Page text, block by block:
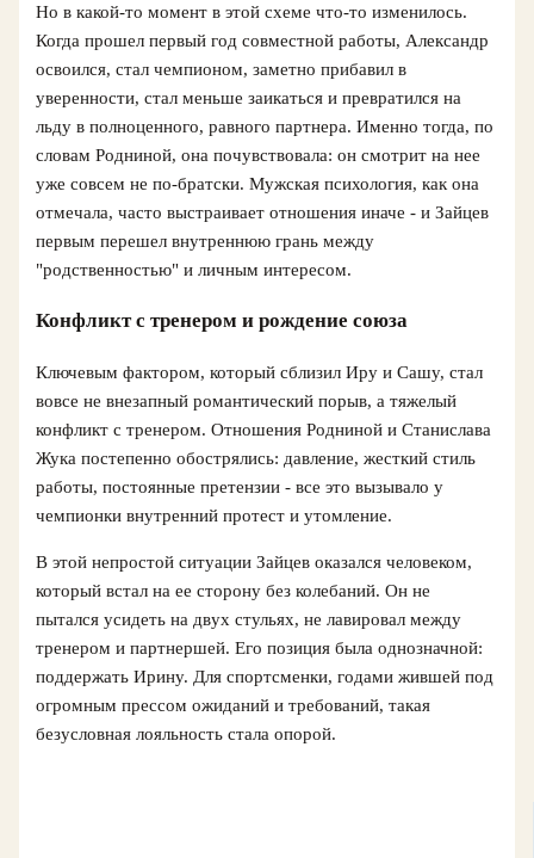
Но в какой-то момент в этой схеме что‑то изменилось.
Когда прошел первый год совместной работы, Александр
освоился, стал чемпионом, заметно прибавил в
уверенности, стал меньше заикаться и превратился на
льду в полноценного, равного партнера. Именно тогда, по
словам Родниной, она почувствовала: он смотрит на нее
уже совсем не по-братски. Мужская психология, как она
отмечала, часто выстраивает отношения иначе - и Зайцев
первым перешел внутреннюю грань между
"родственностью" и личным интересом.
Конфликт с тренером и рождение союза
Ключевым фактором, который сблизил Иру и Сашу, стал
вовсе не внезапный романтический порыв, а тяжелый
конфликт с тренером. Отношения Родниной и Станислава
Жука постепенно обострялись: давление, жесткий стиль
работы, постоянные претензии - все это вызывало у
чемпионки внутренний протест и утомление.
В этой непростой ситуации Зайцев оказался человеком,
который встал на ее сторону без колебаний. Он не
пытался усидеть на двух стульях, не лавировал между
тренером и партнершей. Его позиция была однозначной:
поддержать Ирину. Для спортсменки, годами жившей под
огромным прессом ожиданий и требований, такая
безусловная лояльность стала опорой.